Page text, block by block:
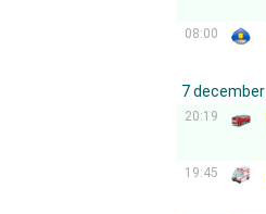
08:00
7 december
20:19
19:45